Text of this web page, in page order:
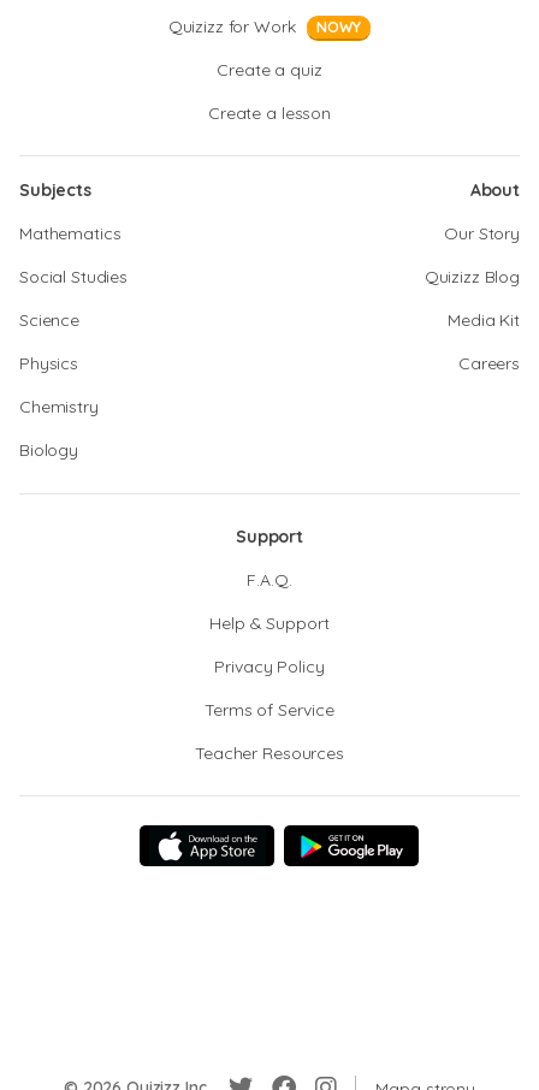
Quizizz for Work NOWY
Create a quiz
Create a lesson
Subjects
Mathematics
Social Studies
Science
Physics
Chemistry
Biology
About
Our Story
Quizizz Blog
Media Kit
Careers
Support
F.A.Q.
Help & Support
Privacy Policy
Terms of Service
Teacher Resources